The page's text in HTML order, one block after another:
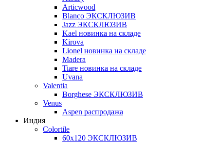
Articwood
Blanco ЭКСКЛЮЗИВ
Jazz ЭКСКЛЮЗИВ
Kael новинка на складе
Kirova
Lionel новинка на складе
Madera
Tiare новинка на складе
Uvana
Valentia
Borghese ЭКСКЛЮЗИВ
Venus
Aspen распродажа
Индия
Colortile
60х120 ЭКСКЛЮЗИВ